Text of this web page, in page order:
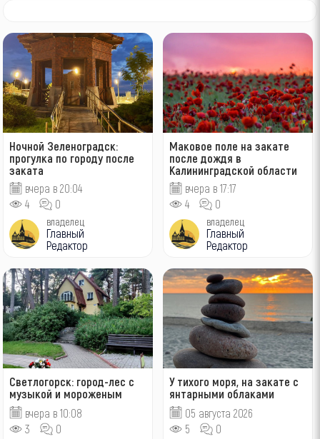
Ночной Зеленоградск:
прогулка по городу после
заката
вчера в 20:04
4
0
владелец
Главный
Редактор
Маковое поле на закате
после дождя в
Калининградской области
вчера в 17:17
4
0
владелец
Главный
Редактор
Светлогорск: город-лес с
музыкой и мороженым
вчера в 10:08
3
0
У тихого моря, на закате с
янтарными облаками
05 августа 2026
5
0